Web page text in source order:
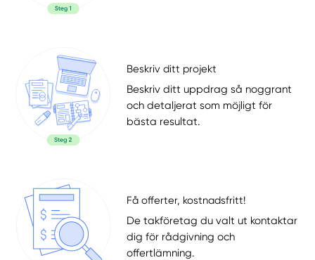
Beskriv ditt projekt
Beskriv ditt uppdrag så noggrant
och detaljerat som möjligt för
bästa resultat.
Få offerter, kostnadsfritt!
De takföretag du valt ut kontaktar
dig för rådgivning och
offertlämning.